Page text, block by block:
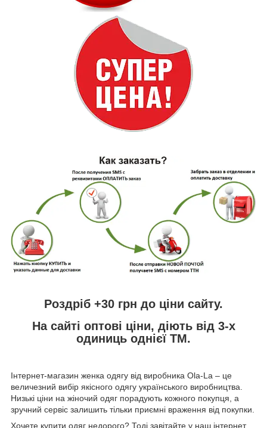
Роздріб +30 грн до ціни сайту.
На сайті оптові ціни, діють від 3-х
одиниць однієї ТМ.
Інтернет-магазин женка одягу від виробника Ola-La – це
величезний вибір якісного одягу українського виробництва.
Низькі ціни на жіночий одяг порадують кожного покупця, а
зручний сервіс залишить тільки приємні враження від покупки.
Хочете купити одяг недорого? Тоді завітайте у наш інтернет